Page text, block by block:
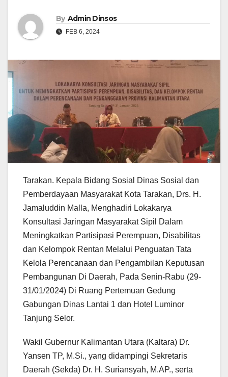
By Admin Dinsos
FEB 6, 2024
Tarakan. Kepala Bidang Sosial Dinas Sosial dan
Pemberdayaan Masyarakat Kota Tarakan, Drs. H.
Jamaluddin Malla, Menghadiri Lokakarya
Konsultasi Jaringan Masyarakat Sipil Dalam
Meningkatkan Partisipasi Perempuan, Disabilitas
dan Kelompok Rentan Melalui Penguatan Tata
Kelola Perencanaan dan Pengambilan Keputusan
Pembangunan Di Daerah, Pada Senin-Rabu (29-
31/01/2024) Di Ruang Pertemuan Gedung
Gabungan Dinas Lantai 1 dan Hotel Luminor
Tanjung Selor.
Wakil Gubernur Kalimantan Utara (Kaltara) Dr.
Yansen TP, M.Si., yang didampingi Sekretaris
Daerah (Sekda) Dr. H. Suriansyah, M.AP., serta